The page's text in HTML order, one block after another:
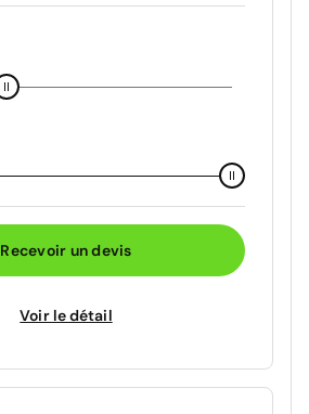
Recevoir un devis
Voir le détail